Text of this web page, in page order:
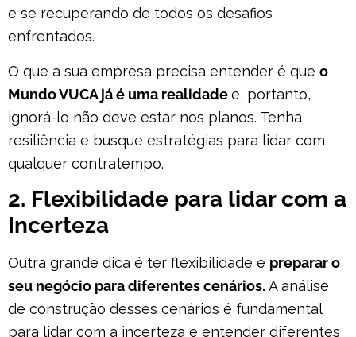
e se recuperando de todos os desafios
enfrentados.
O que a sua empresa precisa entender é que o
Mundo VUCA já é uma realidadee, portanto,
ignorá-lo não deve estar nos planos. Tenha
resiliência e busque estratégias para lidar com
qualquer contratempo.
2. Flexibilidade para lidar com a
Incerteza
Outra grande dica é ter flexibilidade e preparar o
seu negócio para diferentes cenários. A análise
de construção desses cenários é fundamental
para lidar com a incerteza e entender diferentes